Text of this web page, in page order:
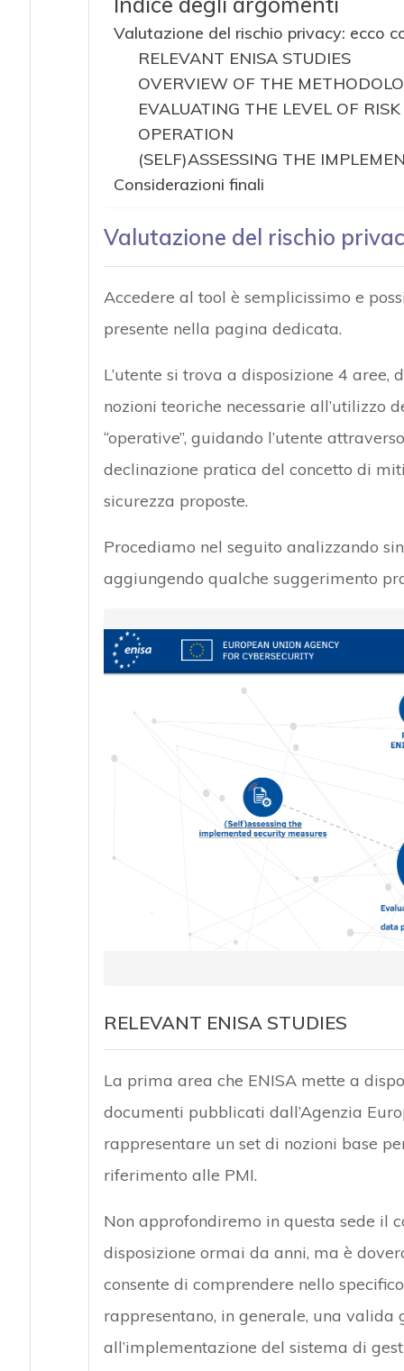
Valutazione del rischio privacy: ecco
RELEVANT ENISA STUDIES
OVERVIEW OF THE
EVALUATING THE LEVEL OF
OPERATION
(SELF)ASSESSING THE
Considerazioni finali
Valutazione del rischio
Accedere al tool è semplicissimo e
presente nella pagina dedicata.
L’utente si trova a disposizione 4
nozioni teoriche necessarie all’utilizzo
“operative”, guidando l’utente
declinazione pratica del concetto di
sicurezza proposte.
Procediamo nel seguito analizzando
aggiungendo qualche suggerimento
RELEVANT ENISA STUDIES
La prima area che ENISA mette a
documenti pubblicati dall’Agenzia
rappresentare un set di nozioni base
riferimento alle PMI.
Non approfondiremo in questa sede il
disposizione ormai da anni, ma è
consente di comprendere nello
rappresentano, in generale, una
all’implementazione del sistema di